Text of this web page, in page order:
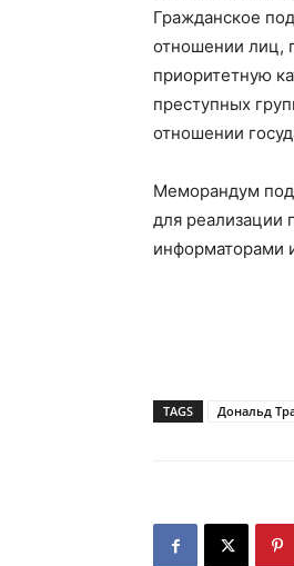
Гражданское
отношении лиц,
приоритетную
преступных
отношении
Меморандум
для реализации
информаторами
TAGS Дональд